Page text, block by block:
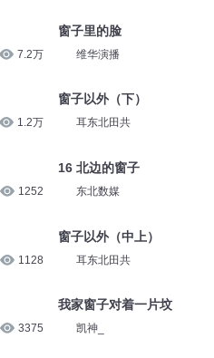
7.2万
1.2万
1252
1128
3375
窗子里的脸
维华演播
窗子以外（下）
耳东北田共
16 北边的窗子
东北数媒
窗子以外（中上）
耳东北田共
我家窗子对着一片坟
凯神_